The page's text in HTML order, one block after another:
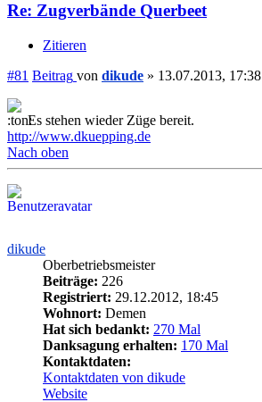
Re: Zugverbände Querbeet
Zitieren
#81 Beitrag von dikude » 13.07.2013, 17:38
Es stehen wieder Züge bereit.
http://www.dkuepping.de
Nach oben
dikude
Oberbetriebsmeister
Beiträge: 226
Registriert: 29.12.2012, 18:45
Wohnort: Demen
Hat sich bedankt: 270 Mal
Danksagung erhalten: 170 Mal
Kontaktdaten:
Kontaktdaten von dikude
Website